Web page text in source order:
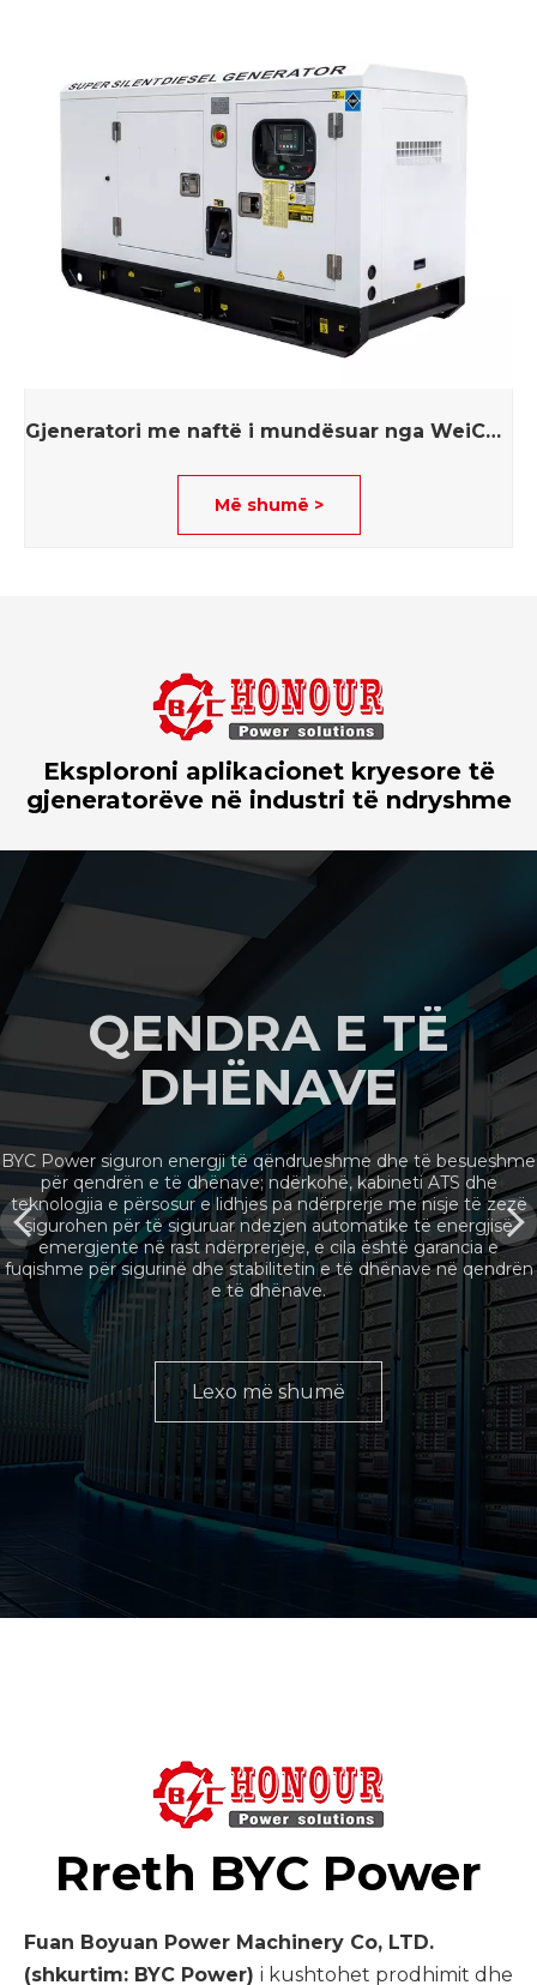
Gjeneratori me naftë i mundësuar nga WeiChai
Më shumë >
Eksploroni aplikacionet kryesore të
gjeneratorëve në industri të ndryshme
QENDRA E TË
DHËNAVE
BYC Power siguron energji të qëndrueshme dhe të besueshme
për qendrën e të dhënave; ndërkohë, kabineti ATS dhe
teknologjia e përsosur e lidhjes pa ndërprerje me nisje të zezë
sigurohen për të siguruar ndezjen automatike të energjisë
emergjente në rast ndërprerjeje, e cila është garancia e
fuqishme për sigurinë dhe stabilitetin e të dhënave në qendrën
e të dhënave.
Lexo më shumë
Rreth BYC Power
Fuan Boyuan Power Machinery Co, LTD.
(shkurtim: BYC Power) i kushtohet prodhimit dhe